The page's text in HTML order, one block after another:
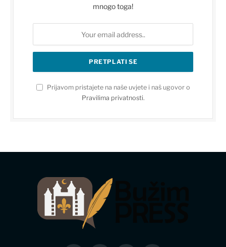
mnogo toga!
Prijavom pristajete na naše uvjete i naš ugovor o
Pravilima privatnosti.